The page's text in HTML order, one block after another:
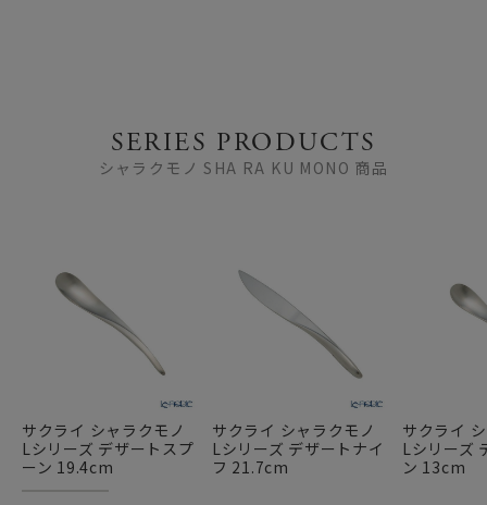
SERIES PRODUCTS
シャラクモノ SHA RA KU MONO 商品
サクライ シャラクモノ
Lシリーズ デザートスプ
ーン 19.4cm
サクライ シャラクモノ
Lシリーズ デザートナイ
フ 21.7cm
サクライ
Lシリーズ
ン 13cm